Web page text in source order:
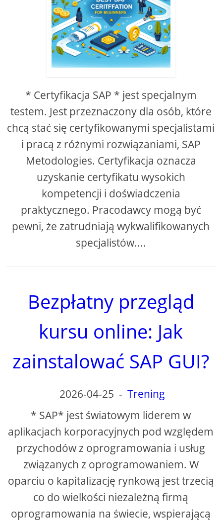
* Certyfikacja SAP * jest specjalnym
testem. Jest przeznaczony dla osób, które
chcą stać się certyfikowanymi specjalistami
i pracą z różnymi rozwiązaniami, SAP
Metodologies. Certyfikacja oznacza
uzyskanie certyfikatu wysokich
kompetencji i doświadczenia
praktycznego. Pracodawcy mogą być
pewni, że zatrudniają wykwalifikowanych
specjalistów....
Bezpłatny przegląd
kursu online: Jak
zainstalować SAP GUI?
2026-04-25 - Trening
* SAP* jest światowym liderem w
aplikacjach korporacyjnych pod względem
przychodów z oprogramowania i usług
związanych z oprogramowaniem. W
oparciu o kapitalizację rynkową jest trzecią
co do wielkości niezależną firmą
oprogramowania na świecie, wspierającą